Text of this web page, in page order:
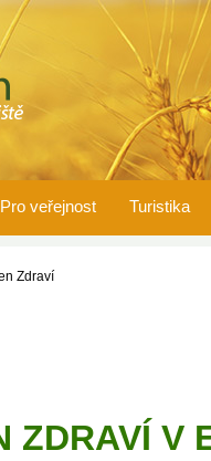
Pro veřejnost Turistika
Zdraví
ZDRAVÍ V